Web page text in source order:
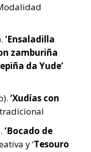
‘Ensaladilla
zamburiña
da Yude’
‘Xudías con
‘Bocado de
y ‘Tesouro